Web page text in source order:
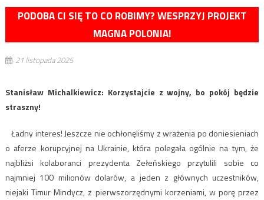
PODOBA CI SIĘ TO CO ROBIMY? WESPRZYJ PROJEKT
MAGNA POLONIA!
21 listopada 2025
Stanisław Michalkiewicz: Korzystajcie z wojny, bo pokój będzie
straszny!
Ładny interes! Jeszcze nie ochłonęliśmy z wrażenia po doniesieniach
o aferze korupcyjnej na Ukrainie, która polegała ogólnie na tym, że
najbliżsi kolaboranci prezydenta Zełeńskiego przytulili sobie co
najmniej 100 milionów dolarów, a jeden z głównych uczestników,
niejaki Timur Mindycz, z pierwszorzędnymi korzeniami, w porę przez